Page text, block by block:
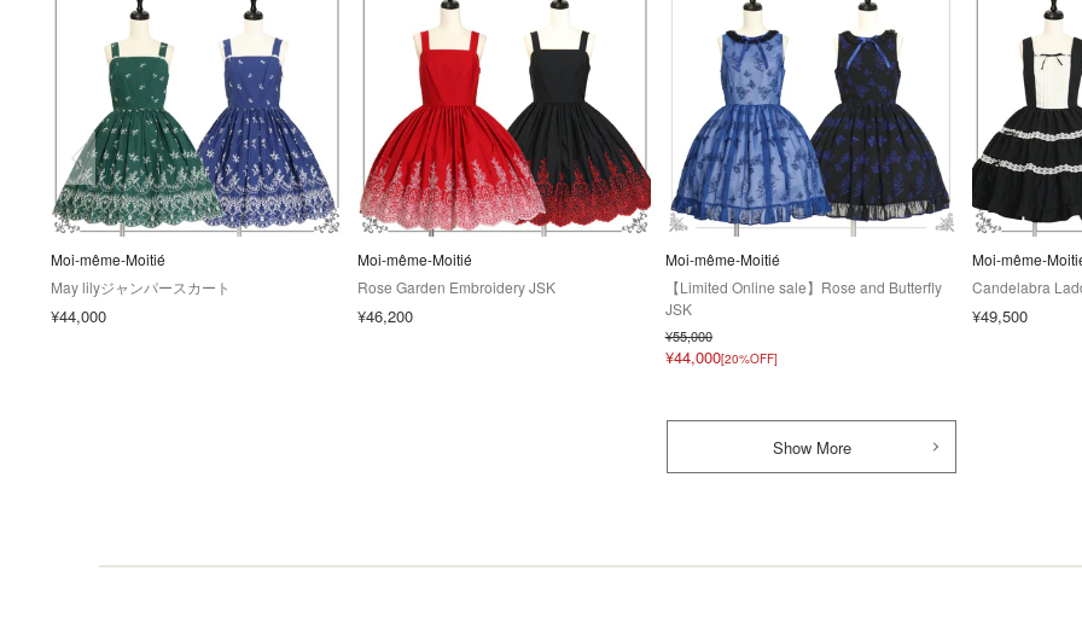
Moi-même-Moitié
May lilyジャンパースカート
¥44,000
Moi-même-Moitié
Rose Garden Embroidery JSK
¥46,200
Moi-même-Moitié
【Limited Online sale】Rose and Butterfly
JSK
¥55,000
¥44,000[20%OFF]
Moi-même-
Candelabra
¥49,500
Show More